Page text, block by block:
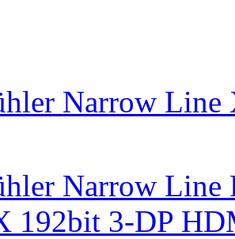
Narrow
Narrow Line
192bit 3-DP